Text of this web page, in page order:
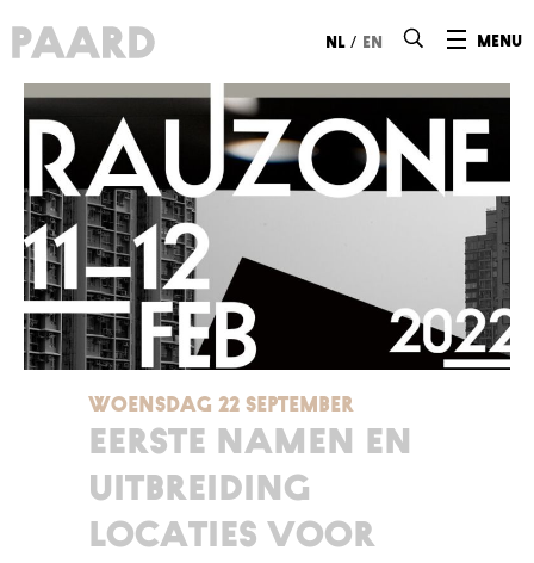
menu
nl / en
WOENSDAG 22 SEPTEMBER
EERSTE NAMEN EN
UITBREIDING
LOCATIES VOOR